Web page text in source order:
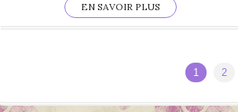
EN SAVOIR PLUS
1 2